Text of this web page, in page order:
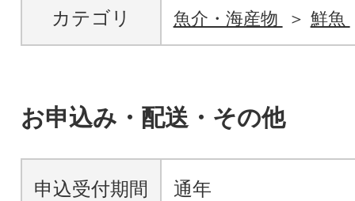
カテゴリ 魚介・海産物 鮮魚
お申込み・配送・その他
申込受付期間 通年